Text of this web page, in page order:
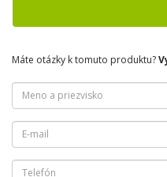
Máte otázky k tomuto produktu?